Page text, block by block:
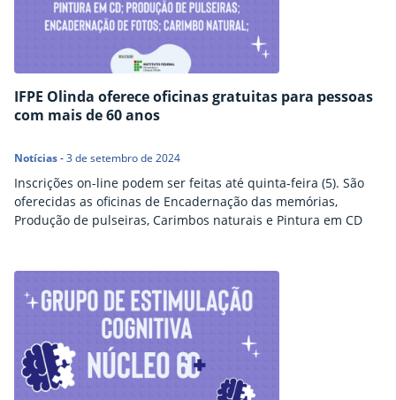
IFPE Olinda oferece oficinas gratuitas para pessoas
com mais de 60 anos
Notícias-3 de setembro de 2024
Inscrições on-line podem ser feitas até quinta-feira (5). São
oferecidas as oficinas de Encadernação das memórias,
Produção de pulseiras, Carimbos naturais e Pintura em CD